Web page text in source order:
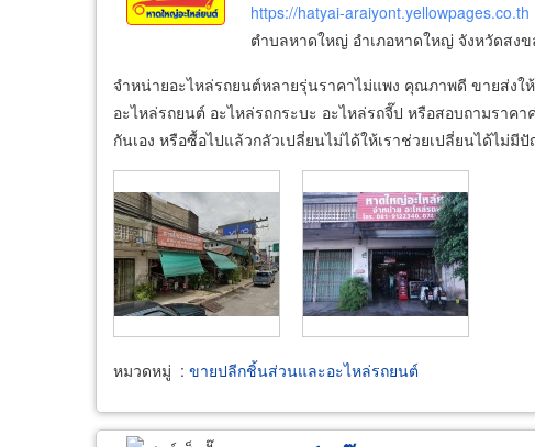
https://hatyai-araiyont.yellowpages.co.th
ตำบลหาดใหญ่ อำเภอหาดใหญ่ จังหวัดสงข
จำหน่ายอะไหล่รถยนต์หลายรุ่นราคาไม่แพง คุณภาพดี ขายส่งใ
อะไหล่รถยนต์ อะไหล่รถกระบะ อะไหล่รถจี๊ป หรือสอบถามราค
กันเอง หรือซื้อไปแล้วกลัวเปลี่ยนไม่ได้ให้เราช่วยเปลี่ยนได้ไม่
หมวดหมู่ : ขายปลีกชิ้นส่วนและอะไหล่รถยนต์